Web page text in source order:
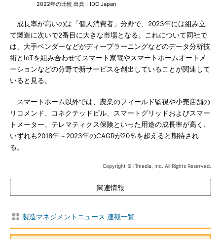
2022年の比較 出典：IDC Japan
成長率が高いのは「個人消費者」分野で、2023年には組み立
て製造に次いで2番目に大きな市場となる。これについて同社で
は、大手ベンダーなどがディープラーニングなどのデータ分析技
術とIoTを組み合わせてスマート家電やスマートホームオートメ
ーションなどの分野で新サービスを創出していることが関連して
いると見る。
スマートホーム以外では、農業のフィールド監視や小売店舗の
リコメンド、コネクテッドビル、スマートグリッドおよびスマー
トメーター、テレマティクス保険といった用途の成長率が高く、
いずれも2018年～2023年のCAGRが20％を超えると期待され
る。
Copyright © ITmedia, Inc. All Rights Reserved.
関連情報
製造マネジメントニュース 連載一覧